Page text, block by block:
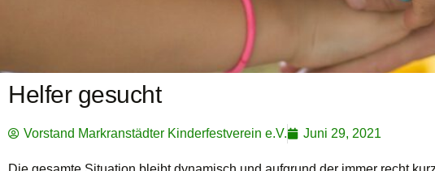
Helfer gesucht
Vorstand Markranstädter Kinderfestverein e.V. Juni 29, 2021